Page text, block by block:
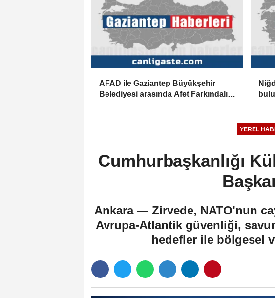
AFAD ile Gaziantep Büyükşehir
Belediyesi arasında Afet Farkındalık
YEREL
Cumhurbaşkanlığı
Ankara — Zirvede, NATO'nun
Avrupa-Atlantik güvenliği,
hedefler ile bölgesel